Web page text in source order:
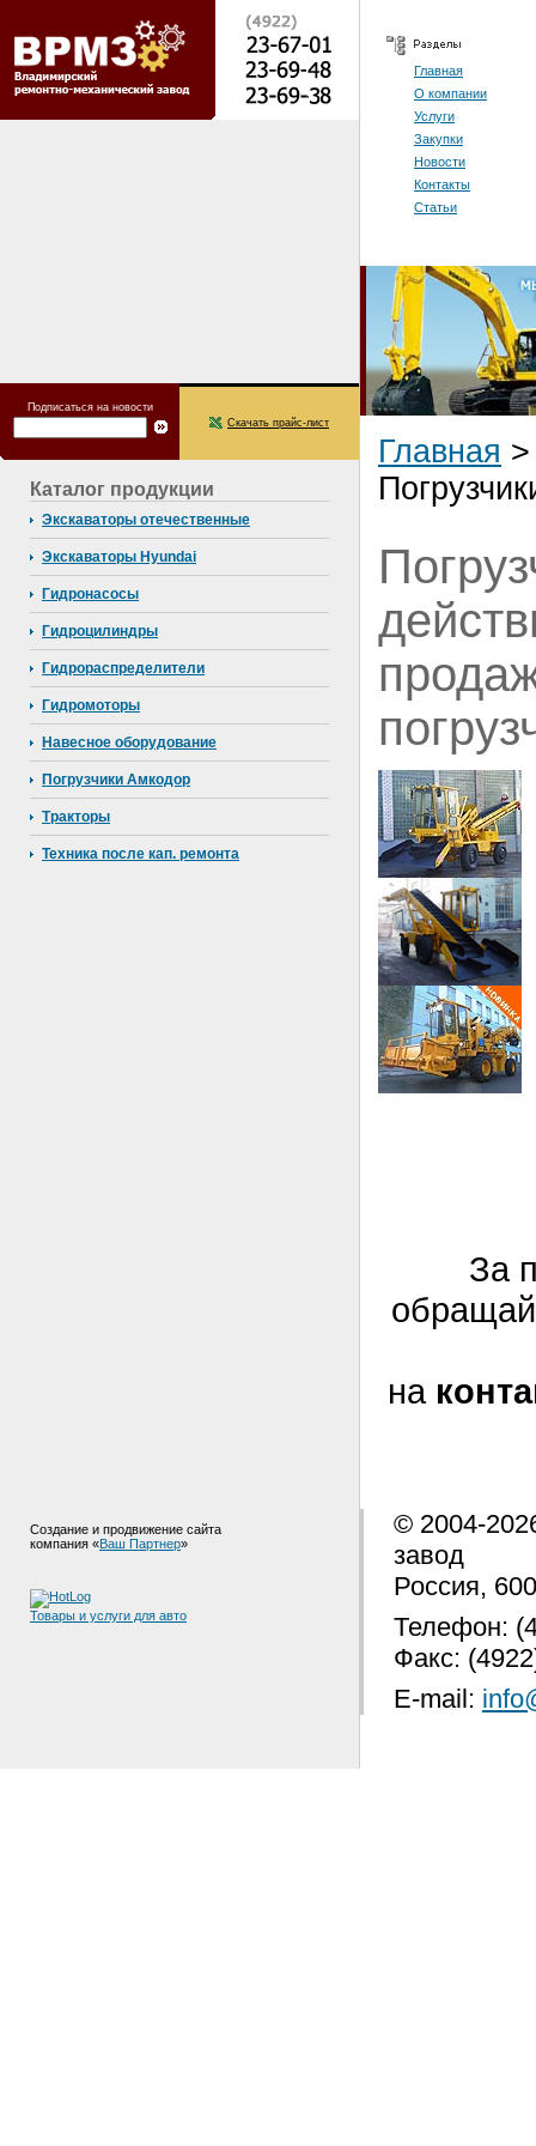
Подписаться на новости
Скачать прайс-лист
Каталог продукции
Экскаваторы отечественные
Экскаваторы Hyundai
Гидронасосы
Гидроцилиндры
Гидрораспределители
Гидромоторы
Навесное оборудование
Погрузчики Амкодор
Тракторы
Техника после кап. ремонта
Главная
О компании
Услуги
Закупки
Новости
Контакты
Статьи
Главная
За
на
Создание и продвижение сайта
компания «Ваш Партнер»
Товары и услуги для авто
© 2004-
завод
Россия,
Телефон:
Факс:
E-mail: